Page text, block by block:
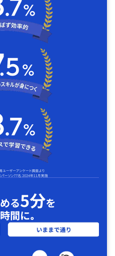
る5分を
間に｡